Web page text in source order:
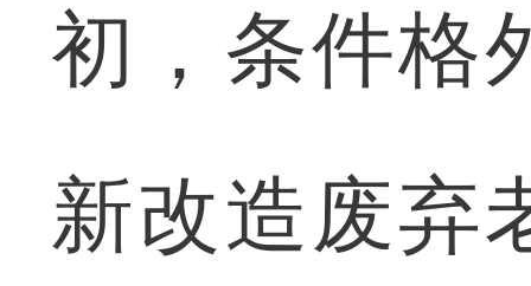
初，条件格
新改造废弃